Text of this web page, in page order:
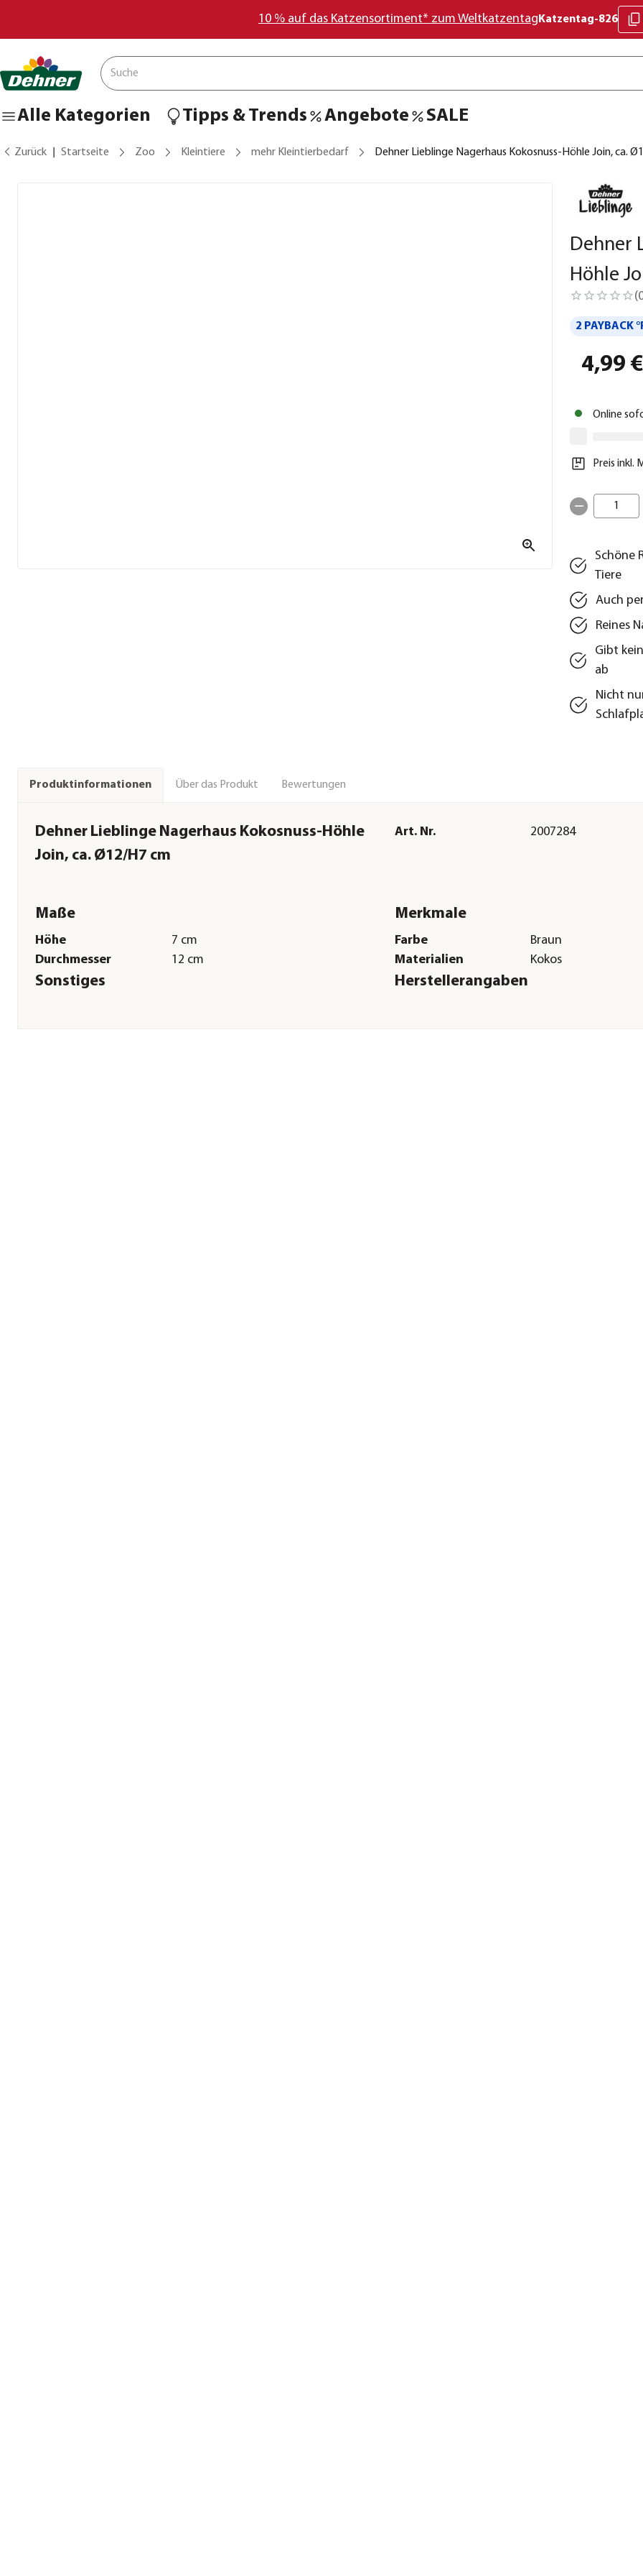
10 % auf das Katzensortiment* zum Weltkatzentag Katzentag-826
Alle Kategorien Tipps & Trends Angebote SALE
Zurück Startseite Zoo Kleintiere mehr Kleintierbedarf Dehner Lieblinge Nagerhaus Kokosnuss-Höhle Join, ca.
Dehner
Höhle
(
2 PAYBACK
4,99 €
Online
Preis inkl.
1
Schöne
Tiere
Auch
Reines
Gibt
ab
Nicht
Produktinformationen Über das Produkt Bewertungen
Dehner Lieblinge Nagerhaus Kokosnuss-Höhle
Join, ca. Ø12/H7 cm
Art. Nr. 2007284
Maße
Höhe
7 cm
Durchmesser
12 cm
Merkmale
Farbe
Braun
Materialien
Kokos
Sonstiges Herstellerangaben